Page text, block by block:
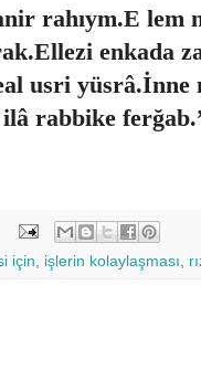
rahıym.E lem
enkada
usri yüsrâ.İnne
rabbike
için işlerin kolaylaşması